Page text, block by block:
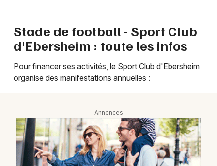
Sorties & loisirs
Equipements sportifs en Alsace
Jeux concours
Stade de football - Sport Club
d'Ebersheim : toute les infos
Pour financer ses activités, le Sport Club d'Ebersheim
organise des manifestations annuelles :